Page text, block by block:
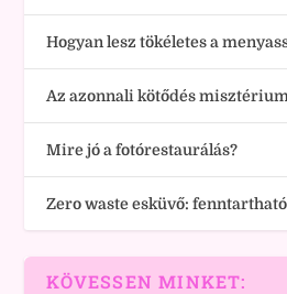
Hogyan lesz tökéletes a
Az azonnali kötődés
Mire jó a fotórestaurálás?
Zero waste esküvő:
KÖVESSEN MINKET: